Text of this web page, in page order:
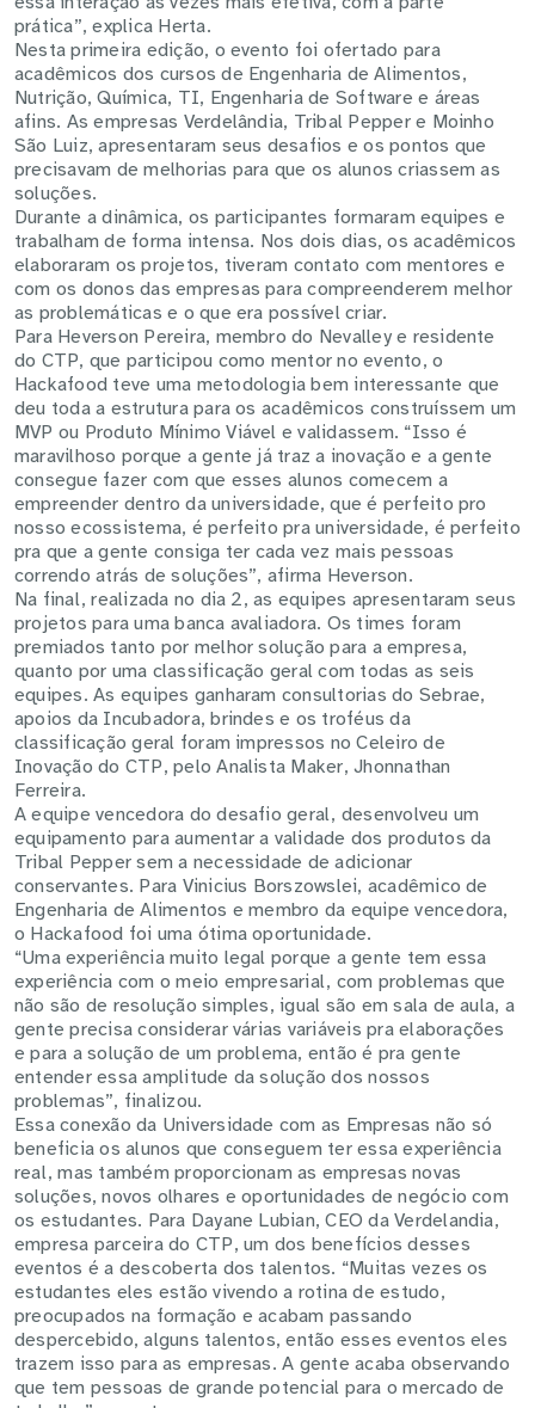
prática”, explica Herta.
Nesta primeira edição, o evento foi ofertado para
acadêmicos dos cursos de Engenharia de Alimentos,
Nutrição, Química, TI, Engenharia de Software e áreas
afins. As empresas Verdelândia, Tribal Pepper e Moinho
São Luiz,apresentaram seus desafios e os pontos que
precisavam de melhorias para que os alunos criassem as
soluções.
Durante a dinâmica, os participantes formaram equipes e
trabalham de forma intensa. Nos dois dias, os acadêmicos
elaboraram os projetos, tiveram contato com mentores e
com os donos das empresas para compreenderem melhor
as problemáticas e o que era possível criar.
Para Heverson Pereira, membro do Nevalley e residente
do CTP, que participou como mentor no evento, o
Hackafood teve uma metodologia bem interessante que
deu toda a estrutura para os acadêmicos construíssem um
MVP ou Produto Mínimo Viável e validassem. “Isso é
maravilhoso porque a gente já traz a inovação e a gente
consegue fazer com que esses alunos comecem a
empreender dentro da universidade, que é perfeito pro
nosso ecossistema, é perfeito pra universidade, é perfeito
pra que a gente consiga ter cada vez mais pessoas
correndo atrás de soluções”, afirma Heverson.
Na final, realizada no dia 2, as equipes apresentaram seus
projetos para uma banca avaliadora. Os times foram
premiados tanto por melhor solução para a empresa,
quanto por uma classificação geral com todas as seis
equipes. As equipes ganharam consultorias do Sebrae,
apoios da Incubadora, brindes e os troféus da
classificação geral foram impressos no Celeiro de
Inovação do CTP, pelo Analista Maker, Jhonnathan
Ferreira.
A equipe vencedora do desafio geral, desenvolveu um
equipamento para aumentar a validade dos produtos da
Tribal Pepper sem a necessidade de adicionar
conservantes. Para Vinicius Borszowslei, acadêmico de
Engenharia de Alimentos e membro da equipe vencedora,
o Hackafood foi uma ótima oportunidade.
“Uma experiência muito legal porque a gente tem essa
experiência com o meio empresarial, com problemas que
não são de resolução simples, igual são em sala de aula, a
gente precisa considerar várias variáveis pra elaborações
e para a solução de um problema, então é pra gente
entender essa amplitude da solução dos nossos
problemas”, finalizou.
Essa conexão da Universidade com as Empresas não só
beneficia os alunos que conseguem ter essa experiência
real, mas também proporcionam as empresas novas
soluções, novos olhares e oportunidades de negócio com
os estudantes. Para Dayane Lubian, CEO da Verdelandia,
empresa parceira do CTP, um dos benefícios desses
eventos é a descoberta dos talentos. “Muitas vezes os
estudantes eles estão vivendo a rotina de estudo,
preocupados na formação e acabam passando
despercebido, alguns talentos, então esses eventos eles
trazem isso para as empresas. A gente acaba observando
que tem pessoas de grande potencial para o mercado de